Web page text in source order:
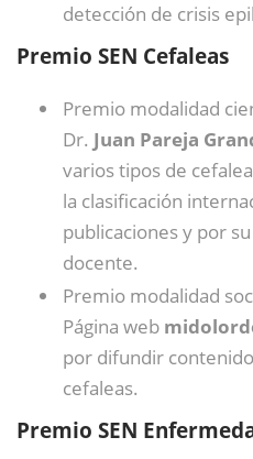
detección de crisis
Premio SEN Cefaleas
Premio modalidad
Dr. Juan Pareja
varios tipos de
la clasificación
publicaciones y por
docente.
Premio modalidad
Página web
por difundir
cefaleas.
Premio SEN